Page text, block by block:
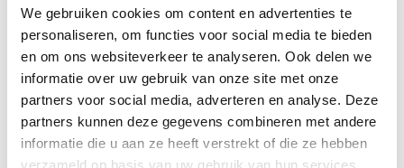
We gebruiken cookies om content en advertenties te
personaliseren, om functies voor social media te bieden
en om ons websiteverkeer te analyseren. Ook delen we
informatie over uw gebruik van onze site met onze
partners voor social media, adverteren en analyse. Deze
partners kunnen deze gegevens combineren met andere
informatie die u aan ze heeft verstrekt of die ze hebben
verzameld op basis van uw gebruik van hun services.
Bestektekst Weergeven Kopiëren
CALEFFI, 230000. Vervangpatroon voor dynamische
ventielen serie 230, 231, 232, 233, 234 en 237.
SCIP code
09e11769-08b5-4ff1-b88d-
ff33a9481ba6
Weergeven
Kopiëren